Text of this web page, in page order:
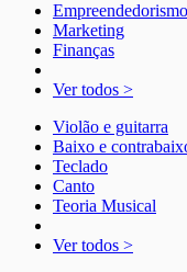
Empreendedorismo
Marketing
Finanças
Ver todos >
Violão e guitarra
Baixo e
Teclado
Canto
Teoria Musical
Ver todos >